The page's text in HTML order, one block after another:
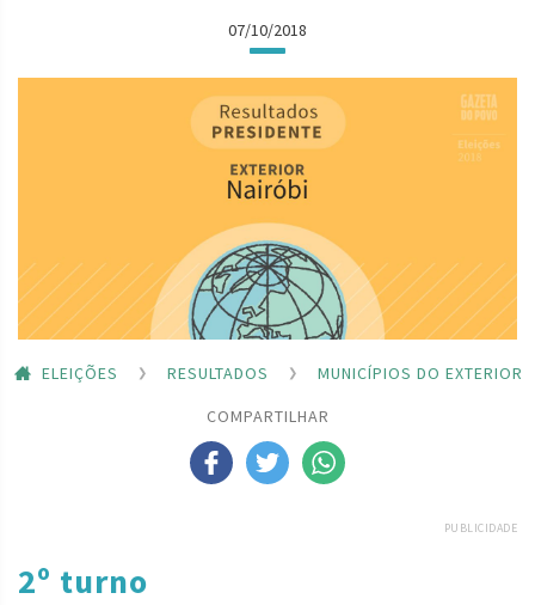
07/10/2018
ELEIÇÕES RESULTADOS
MUNICÍPIOS DO EXTERIOR
COMPARTILHAR
PUBLICIDADE
2º turno